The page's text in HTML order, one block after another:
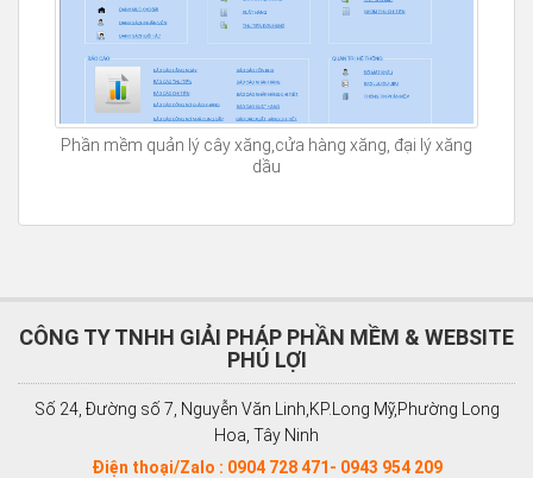
Phần mềm quản lý cây xăng,cửa hàng xăng, đại lý xăng
dầu
CÔNG TY TNHH GIẢI PHÁP PHẦN MỀM & WEBSITE
PHÚ LỢI
Số 24, Đường số 7, Nguyễn Văn Linh,KP.Long Mỹ,Phường Long
Hoa, Tây Ninh
Điện thoại/Zalo : 0904 728 471- 0943 954 209